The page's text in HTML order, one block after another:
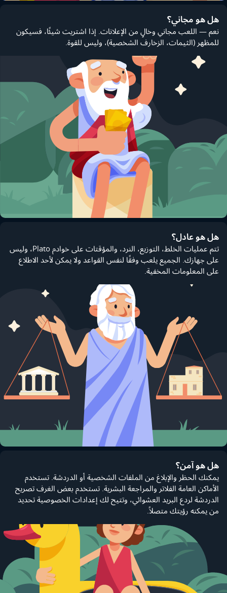
هل هو مجاني؟
نعم — اللعب مجاني وخالٍ من الإعلانات. إذا اشتريت شيئًا، فسيكون
للمظهر (الثيمات، الزخارف الشخصية)، وليس للقوة.
هل هو عادل؟
تتم عمليات الخلط، التوزيع، النرد، والمؤقتات على خوادم Plato، وليس
على جهازك. الجميع يلعب وفقًا لنفس القواعد ولا يمكن لأحد الاطلاع
على المعلومات المخفية.
هل هو آمن؟
يمكنك الحظر والإبلاغ من الملفات الشخصية أو الدردشة. تستخدم
الأماكن العامة الفلاتر والمراجعة البشرية. تستخدم بعض الغرف تصريح
الدردشة لردع البريد العشوائي، وتتيح لك إعدادات الخصوصية تحديد
من يمكنه رؤيتك متصلاً.